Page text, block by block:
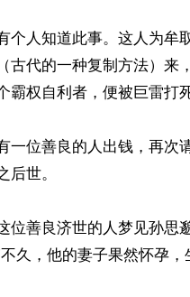
个人知道此事。这人为牟
古代的一种复制方法）来
霸权自利者，便被巨雷打死
一位善良的人出钱，再次
后世。
位善良济世的人梦见孙思
久，他的妻子果然怀孕